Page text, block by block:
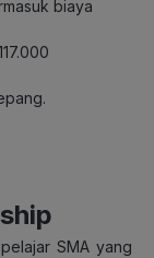
biaya
SMA yang